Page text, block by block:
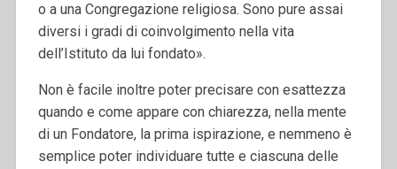
o a una Congregazione religiosa. Sono pure assai
diversi i gradi di coinvolgimento nella vita
dell’Istituto da lui fondato».
Non è facile inoltre poter precisare con esattezza
quando e come appare con chiarezza, nella mente
di un Fondatore, la prima ispirazione, e nemmeno è
semplice poter individuare tutte e ciascuna delle